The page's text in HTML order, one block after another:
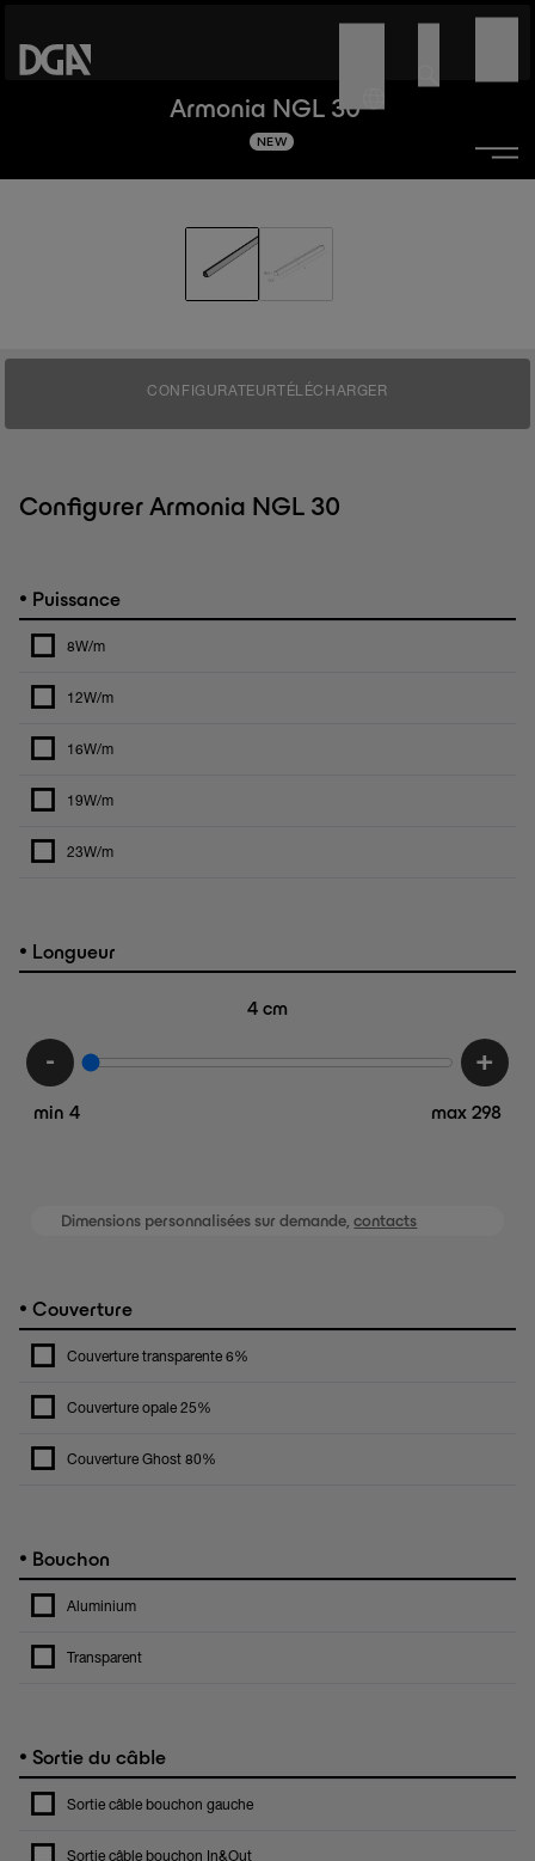
Armonia NGL 30
NEW
CONFIGURATEURTÉLÉCHARGER
Configurer Armonia NGL 30
• Puissance
8W/m
12W/m
16W/m
19W/m
23W/m
• Longueur
4 cm
min 4 max 298
- +
Dimensions personnalisées sur demande,contacts
• Couverture
Couverture transparente 6%
Couverture opale 25%
Couverture Ghost 80%
• Bouchon
Aluminium
Transparent
• Sortie du câble
Sortie câble bouchon gauche
Sortie câble bouchon In&Out